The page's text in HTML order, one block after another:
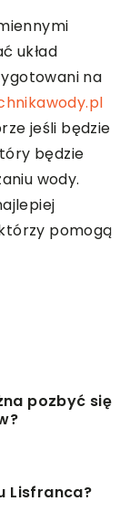
układ
na
jeśli będzie
będzie
wody.
pomogą
pozbyć się
Lisfranca?